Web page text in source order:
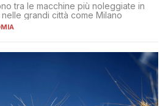
tra le macchine più noleggiate in
grandi città come Milano